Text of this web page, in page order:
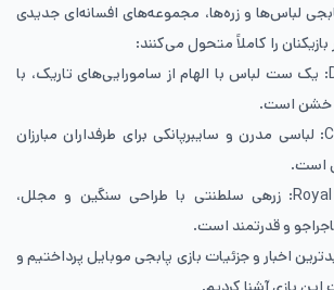
لباس‌ها و زره‌ها، مجموعه‌های افسانه‌ای جدیدی
را کاملاً متحول می‌کنند:
Dark Samurai Set: یک ست لباس با الهام از سامورایی‌های تاریک، با
خشن است.
Cyber Ninja Outfit: لباسی مدرن و سایبرپانکی برای طرفداران مبارزان
است.
Royal Guardian Armor: زرهی سلطنتی با طراحی سنگین و مجلل،
و قدرتمند است.
اخبار و جزئیات بازی پابجی موبایل پرداختیم و